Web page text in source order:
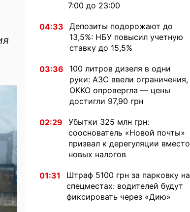
7:00 до 23:00
04:33
Депозиты подорожают до
13,5%: НБУ повысил учетную
ставку до 15,5%
03:36
100 литров дизеля в одни
руки: АЗС ввели ограничения,
OKKO опровергла — цены
достигли 97,90 грн
02:29
Убытки 325 млн грн:
сооснователь «Новой почты»
призвал к дерегуляции вместо
новых налогов
01:31
Штраф 5100 грн за парковку на
спецместах: водителей будут
фиксировать через «Дию»